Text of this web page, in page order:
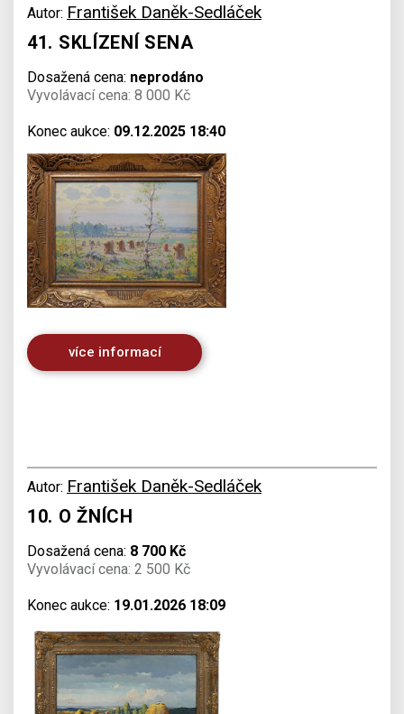
Autor: František Daněk-Sedláček
41. SKLÍZENÍ SENA
Dosažená cena: neprodáno
Vyvolávací cena: 8 000 Kč
Konec aukce: 09.12.2025 18:40
více informací
Autor: František Daněk-Sedláček
10. O ŽNÍCH
Dosažená cena: 8 700 Kč
Vyvolávací cena: 2 500 Kč
Konec aukce: 19.01.2026 18:09